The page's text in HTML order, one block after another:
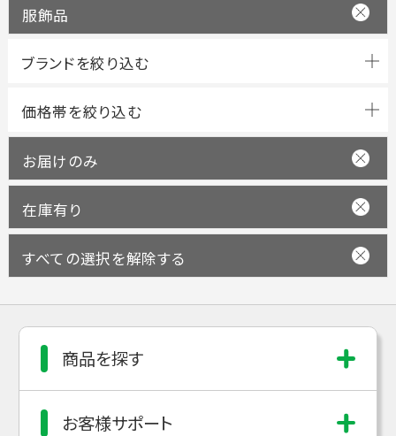
服飾品
ブランドを絞り込む
お届けのみ
在庫有り
すべての選択を解除する
商品を探す
お客様サポート